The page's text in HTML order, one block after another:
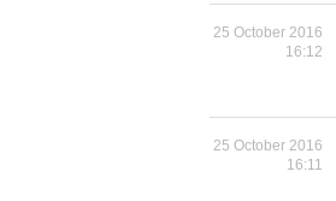
25 October 2016
16:12
25 October 2016
16:11